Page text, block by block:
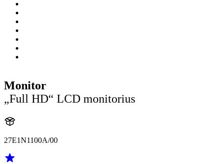
Monitor
„Full HD“ LCD monitorius
27E1N1100A/00